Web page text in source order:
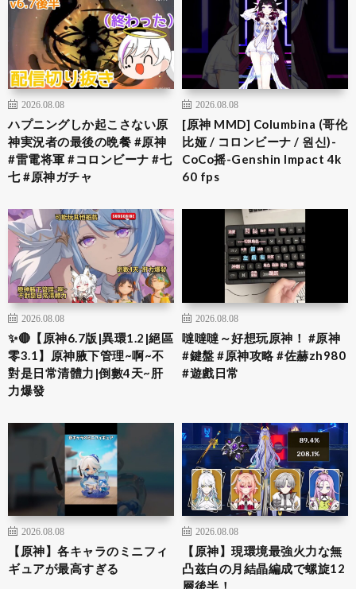
2026.08.08
ハプニングしか起こさない原
神実況者の最後の晩餐 #原神
#雷電将軍 #コロンビーナ #七
七 #原神ガチャ
2026.08.08
[原神 MMD] Columbina (哥伦
比娅 / コロンビーナ / 원신)-
CoCo摇-Genshin Impact 4k
60 fps
2026.08.08
✨🔴【原神6.7版|異環1.2|絕區
零3.1】原神腋下管理~啊~不
對是日常清體力|倒數4天~肝
力爆發
2026.08.08
噠噠噠～好想玩原神！ #原神
#鍵盤 #原神攻略 #佐赫zh980
#遊戲日常
2026.08.08
【原神】各キャラのミニフィ
ギュアが最高すぎる
2026.08.08
【原神】現環境最強火力な無
凸兹白の月結晶編成で螺旋12
層後半！